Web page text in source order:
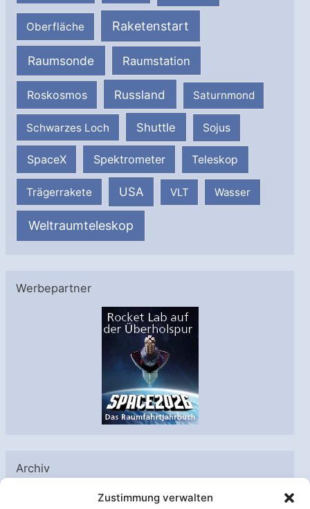
Zustimmung verwalten
Oberfläche Raketenstart
Raumsonde Raumstation
Roskosmos Russland Saturnmond
Schwarzes Loch Shuttle Sojus
SpaceX Spektrometer Teleskop
Trägerrakete USA VLT Wasser
Weltraumteleskop
Werbepartner
Archiv